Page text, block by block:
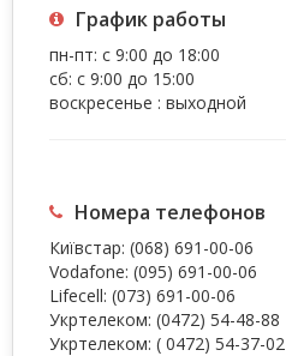
График работы
пн-пт: с 9:00 до 18:00
сб: с 9:00 до 15:00
воскресенье : выходной
Номера телефонов
Київстар: (068) 691-00-06
Vodafone: (095) 691-00-06
Lifecell: (073) 691-00-06
Укртелеком: (0472) 54-48-88
Укртелеком: ( 0472) 54-37-02